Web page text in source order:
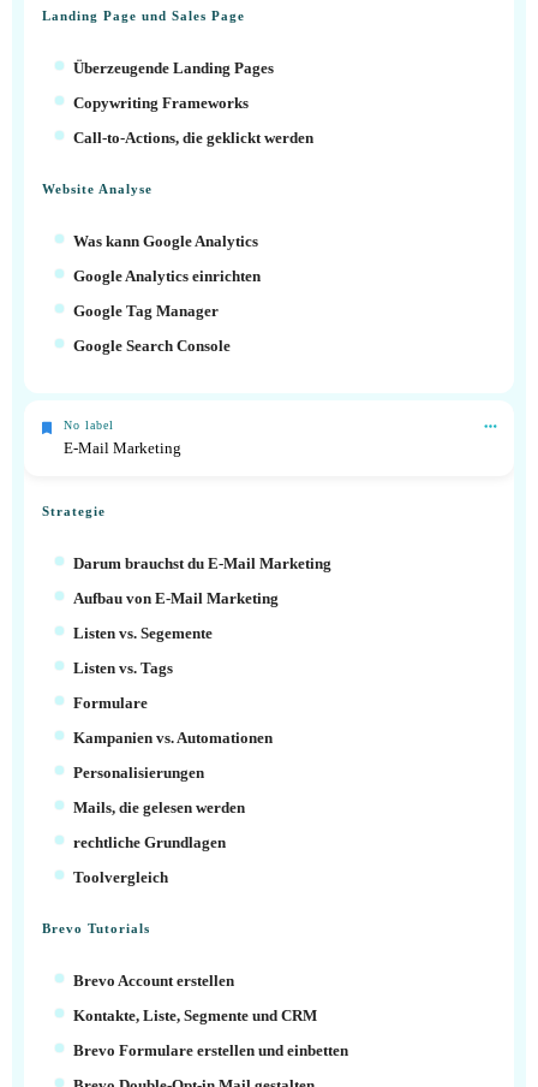
Landing Page und Sales Page
Überzeugende Landing Pages
Copywriting Frameworks
Call-to-Actions, die geklickt werden
Website Analyse
Was kann Google Analytics
Google Analytics einrichten
Google Tag Manager
Google Search Console
No label
E-Mail Marketing
Strategie
Darum brauchst du E-Mail Marketing
Aufbau von E-Mail Marketing
Listen vs. Segemente
Listen vs. Tags
Formulare
Kampanien vs. Automationen
Personalisierungen
Mails, die gelesen werden
rechtliche Grundlagen
Toolvergleich
Brevo Tutorials
Brevo Account erstellen
Kontakte, Liste, Segmente und CRM
Brevo Formulare erstellen und einbetten